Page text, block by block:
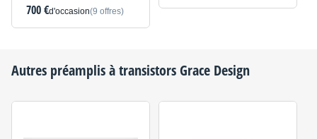
700 €d'occasion(9 offres)
Autres préamplis à transistorsGrace Design